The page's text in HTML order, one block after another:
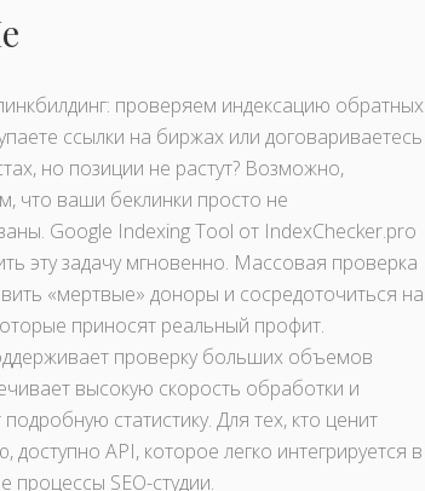
проверяем индексацию обратных
ссылки на биржах или договариваетесь
но позиции не растут? Возможно,
что ваши беклинки просто не
Google Indexing Tool от IndexChecker.pro
эту задачу мгновенно. Массовая проверка
«мертвые» доноры и сосредоточиться на
приносят реальный профит.
проверку больших объемов
высокую скорость обработки и
статистику. Для тех, кто ценит
доступно API, которое легко интегрируется в
SEO-студии.